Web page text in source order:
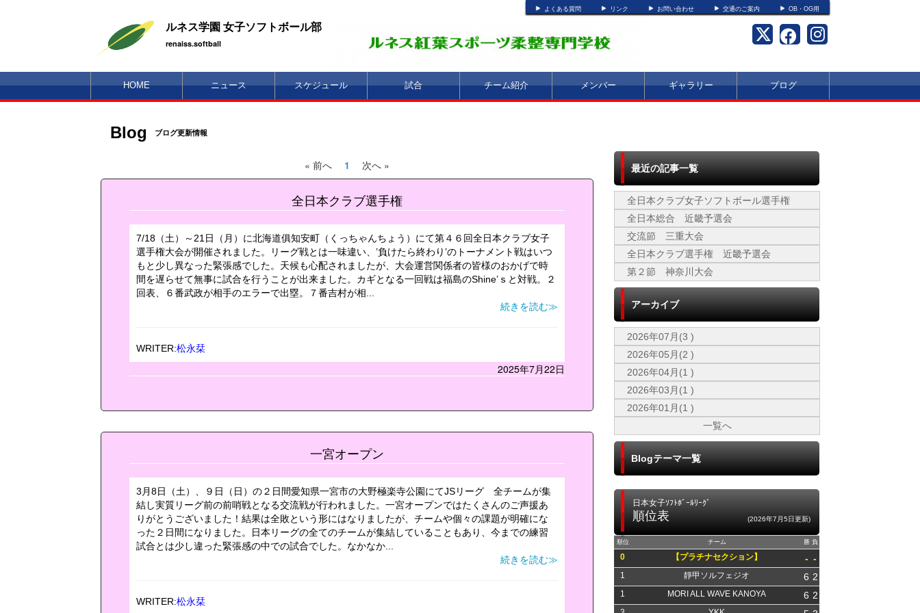
よくある質問 リンク お問い合わせ 交通のご案内 OB・OG用
ルネス学園 女子ソフトボール部
renaiss.softball
HOME ニュース スケジュール 試合 チーム紹介 メンバー ギャラリー ブログ
Blog ブログ更新情報
« 前へ 1 次へ »
全日本クラブ選手権
7/18（土）～21日（月）に北海道俱知安町（くっちゃんちょう）にて第４６回全日本クラブ女子
選手権大会が開催されました。リーグ戦とは一味違い、’負けたら終わり’のトーナメント戦はいつ
もと少し異なった緊張感でした。天候も心配されましたが、大会運営関係者の皆様のおかげで時
間を遅らせて無事に試合を行うことが出来ました。カギとなる一回戦は福島のShine’ｓと対戦。２
回表、６番武政が相手のエラーで出塁。７番吉村が相...
続きを読む≫
WRITER:松永栞
2025年7月22日
一宮オープン
3月8日（土）、９日（日）の２日間愛知県一宮市の大野極楽寺公園にてJSリーグ 全チームが集
結し実質リーグ前の前哨戦となる交流戦が行われました。一宮オープンではたくさんのご声援あ
りがとうございました！結果は全敗という形にはなりましたが、チームや個々の課題が明確にな
った２日間になりました。日本リーグの全てのチームが集結していることもあり、今までの練習
試合とは少し違った緊張感の中での試合でした。なかなか...
続きを読む≫
WRITER:松永栞
最近の記事一覧
全日本クラブ女子ソフトボール選手権
全日本総合 近畿予選会
交流節 三重大会
全日本クラブ選手権 近畿予選会
第２節 神奈川大会
アーカイブ
2026年07月(3 )
2026年05月(2 )
2026年04月(1 )
2026年03月(1 )
2026年01月(1 )
一覧へ
Blogテーマ一覧
日本女子ｿﾌﾄﾎﾞｰﾙﾘｰｸﾞ
順位表 (2026年7月5日更新)
順位 チーム 勝 負
0 【プラチナセクション】 - -
1 靜甲ソルフェジオ 6 2
1 MORI ALL WAVE KANOYA 6 2